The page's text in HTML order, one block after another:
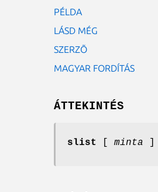
PÉLDA
LÁSD MÉG
SZERZÕ
MAGYAR FORDÍTÁS
ÁTTEKINTÉS
slist minta